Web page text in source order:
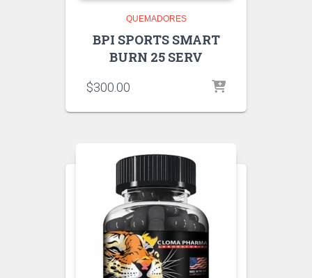
QUEMADORES
BPI SPORTS SMART
BURN 25 SERV
$300.00